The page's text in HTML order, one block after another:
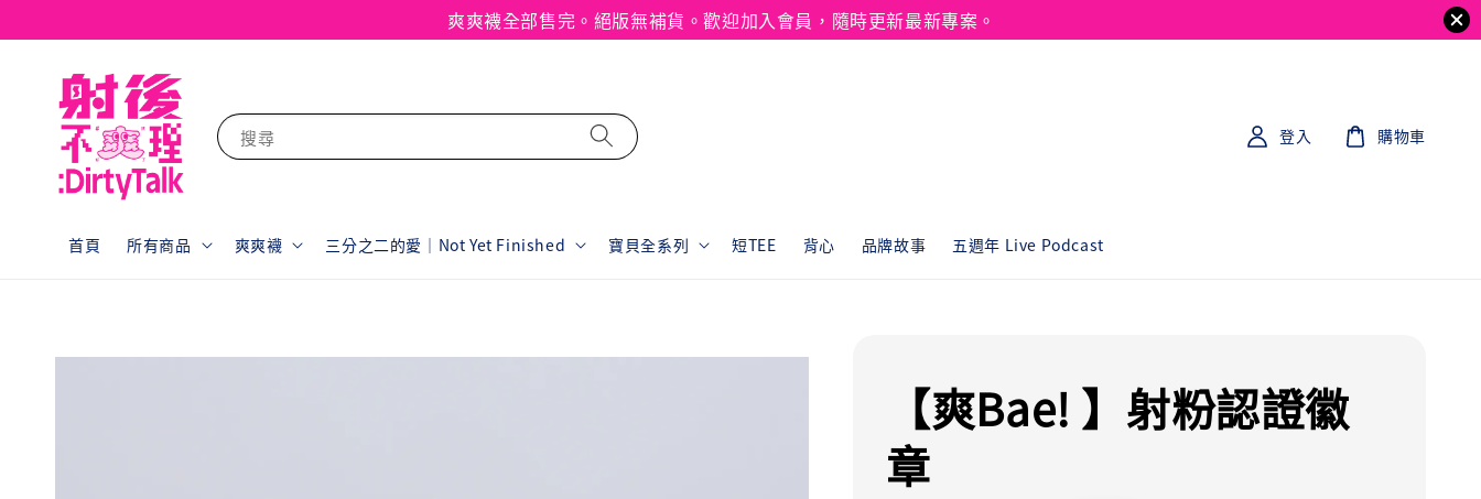
爽爽襪全部售完。絕版無補貨。歡迎加入會員，隨時更新最新專案。
搜尋
首頁 所有商品 爽爽襪 三分之二的愛｜Not Yet Finished 寶貝全系列 短TEE 背心 品牌故事 五週年 Live Podcast
登入 購物車
【爽Bae! 】射粉認證徽
章